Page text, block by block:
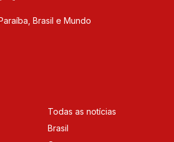
Brasil e Mundo
Todas as notícias
Brasil